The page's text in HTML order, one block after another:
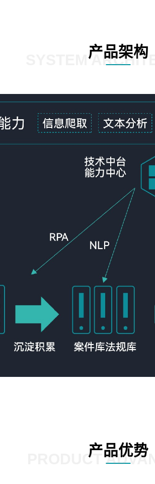
产品架构
SYSTEM
产品优势
PRODUCT